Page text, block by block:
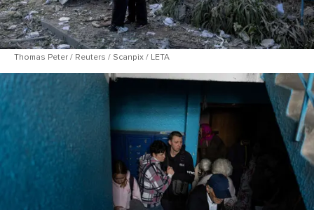
Thomas Peter / Reuters / Scanpix / LETA